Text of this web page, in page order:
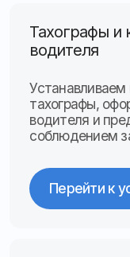
пробного периода
Оцените все
условиях и платите
убедитесь в
Оставить заявку